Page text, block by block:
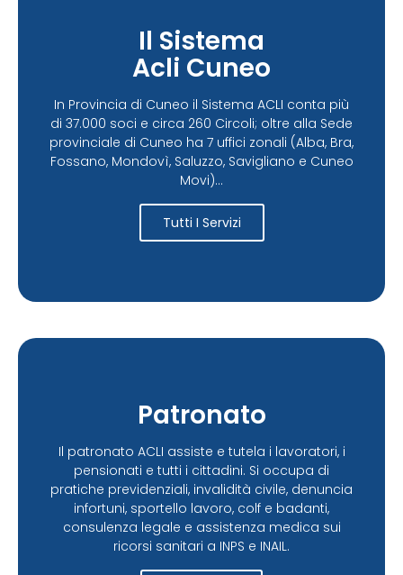
Il Sistema
Acli Cuneo
In Provincia di Cuneo il Sistema ACLI conta più
di 37.000 soci e circa 260 Circoli; oltre alla Sede
provinciale di Cuneo ha 7 uffici zonali (Alba, Bra,
Fossano, Mondovì, Saluzzo, Savigliano e Cuneo
Movi)...
Tutti I Servizi
Patronato
Il patronato ACLI assiste e tutela i lavoratori, i
pensionati e tutti i cittadini. Si occupa di
pratiche previdenziali, invalidità civile, denuncia
infortuni, sportello lavoro, colf e badanti,
consulenza legale e assistenza medica sui
ricorsi sanitari a INPS e INAIL.